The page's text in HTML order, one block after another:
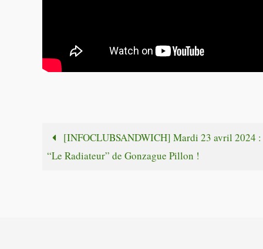
[INFOCLUBSANDWICH] Mardi 23 avril 2024 :
“Le Radiateur” de Gonzague Pillon !